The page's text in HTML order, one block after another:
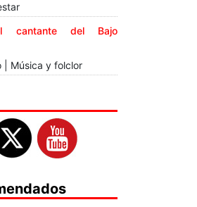
cantante del Bajo
| Música y folclor